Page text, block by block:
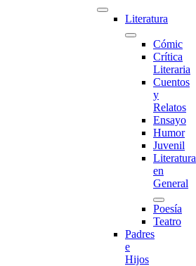
Literatura
Cómic
Crítica
Literaria
Cuentos
y
Relatos
Ensayo
Humor
Juvenil
Literatura
en
General
Poesía
Teatro
Padres
e
Hijos